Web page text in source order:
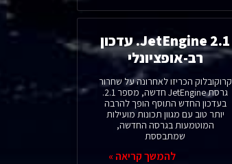
JetEngine 2.1. עדכון
רב-אופציונלי
קרוקובלוק הכריזו לאחרונה על שחרור
גרסת JetEngine חדשה, מספר 2.1.
בעדכון החדש התוסף הופך להרבה
יותר טוב עם מגוון תכונות מועילות
המוטמעות בגרסה החדשה,
שמתבססת
להמשך קריאה »